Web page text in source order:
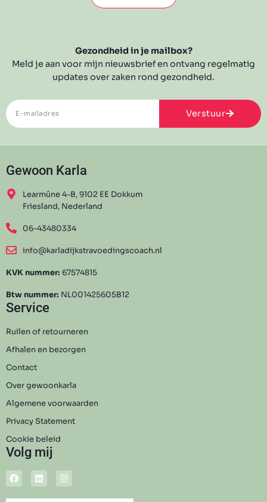
Gezondheid in je mailbox?
Meld je aan voor mijn nieuwsbrief en ontvang regelmatig
updates over zaken rond gezondheid.
Verstuur
Gewoon Karla
Learmûne 4-B, 9102 EE Dokkum
Friesland, Nederland
06-43480334
info@karladijkstravoedingscoach.nl
KVK nummer: 67574815
Btw nummer: NL001425605B12
Service
Ruilen of retourneren
Afhalen en bezorgen
Contact
Over gewoonkarla
Algemene voorwaarden
Privacy Statement
Cookie beleid
Volg mij